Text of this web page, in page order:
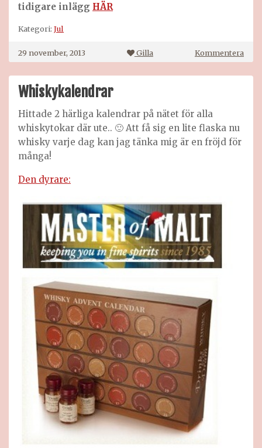
tidigare inlägg HÄR
Kategori: Jul
29 november, 2013 Gilla Kommenterapå
till
Whiskykalendrar
Hittade 2 härliga kalendrar på nätet för alla
whiskytokar där ute.. 🙂 Att få sig en lite flaska nu
whisky varje dag kan jag tänka mig är en fröjd för
många!
Den dyrare: